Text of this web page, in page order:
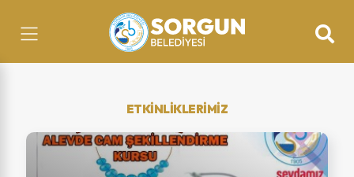
ETKİNLİKLERİMİZ